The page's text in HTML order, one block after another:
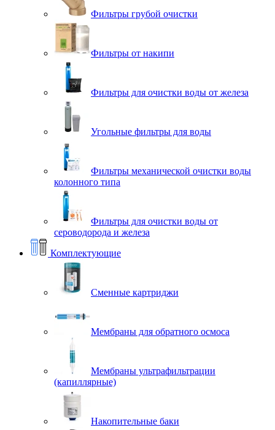
Фильтры грубой очистки
Фильтры от накипи
Фильтры для очистки воды от железа
Угольные фильтры для воды
Фильтры механической очистки воды
колонного типа
Фильтры для очистки воды от
сероводорода и железа
Комплектующие
Сменные картриджи
Мембраны для обратного осмоса
Мембраны ультрафильтрации
(капиллярные)
Накопительные баки